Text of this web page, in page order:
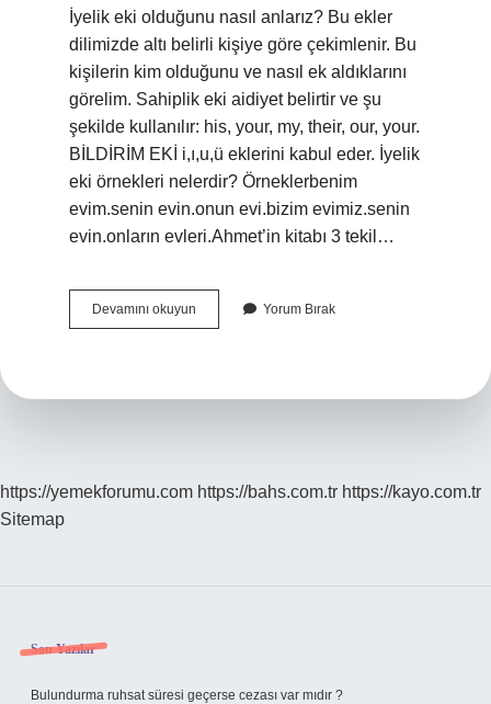
İyelik eki olduğunu nasıl anlarız? Bu ekler
dilimizde altı belirli kişiye göre çekimlenir. Bu
kişilerin kim olduğunu ve nasıl ek aldıklarını
görelim. Sahiplik eki aidiyet belirtir ve şu
şekilde kullanılır: his, your, my, their, our, your.
BİLDİRİM EKİ i,ı,u,ü eklerini kabul eder. İyelik
eki örnekleri nelerdir? Örneklerbenim
evim.senin evin.onun evi.bizim evimiz.senin
evin.onların evleri.Ahmet’in kitabı 3 tekil…
Devamını okuyun
Çoğul
Yorum Bırak
https://yemekforumu.com https://bahs.com.tr https://kayo.com.tr
Sitemap
Sidebar
Son Yazılar
Bulundurma ruhsat süresi geçerse cezası var mıdır ?